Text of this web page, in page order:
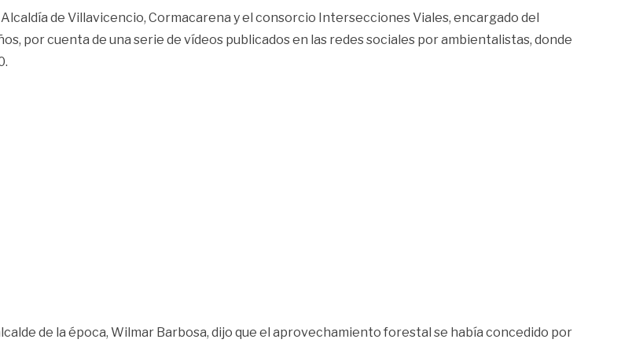
de Villavicencio, Cormacarena y el consorcio Intersecciones Viales, encargado del
por cuenta de una serie de vídeos publicados en las redes sociales por ambientalistas, donde
de la época, Wilmar Barbosa, dijo que el aprovechamiento forestal se había concedido por